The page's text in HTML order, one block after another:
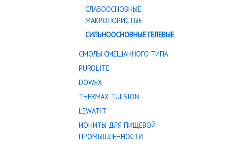
СЛАБООСНОВНЫЕ
МАКРОПОРИСТЫЕ
СИЛЬНООСНОВНЫЕ ГЕЛЕВЫЕ
СМОЛЫ СМЕШАННОГО ТИПА
PUROLITE
DOWEX
THERMAX TULSION
LEWATIT
ИОНИТЫ ДЛЯ ПИЩЕВОЙ
ПРОМЫШЛЕННОСТИ